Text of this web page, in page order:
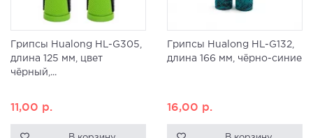
Грипсы Hualong HL-G305,
длина 125 мм, цвет
чёрный,...
11,00 р.
Грипсы Hualong HL-G132,
длина 166 мм, чёрно-синие
16,00 р.